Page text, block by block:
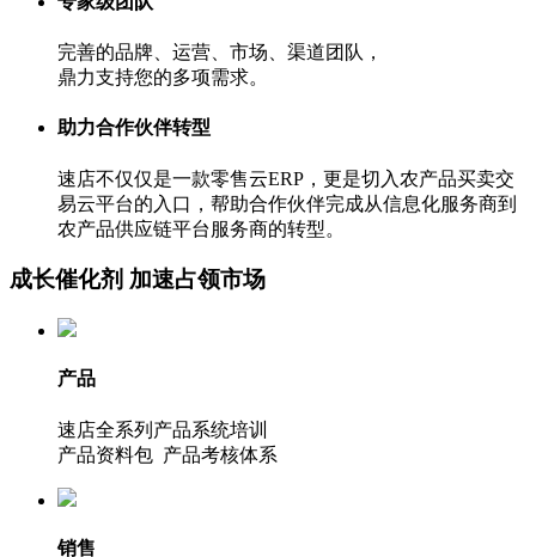
完善的品牌、运营、市场、渠道团队，
鼎力支持您的多项需求。
助力合作伙伴转型
速店不仅仅是一款零售云ERP，更是切入农产品买卖交
易云平台的入口，帮助合作伙伴完成从信息化服务商到
农产品供应链平台服务商的转型。
成长催化剂 加速占领市场
产品
速店全系列产品系统培训
产品资料包 产品考核体系
销售